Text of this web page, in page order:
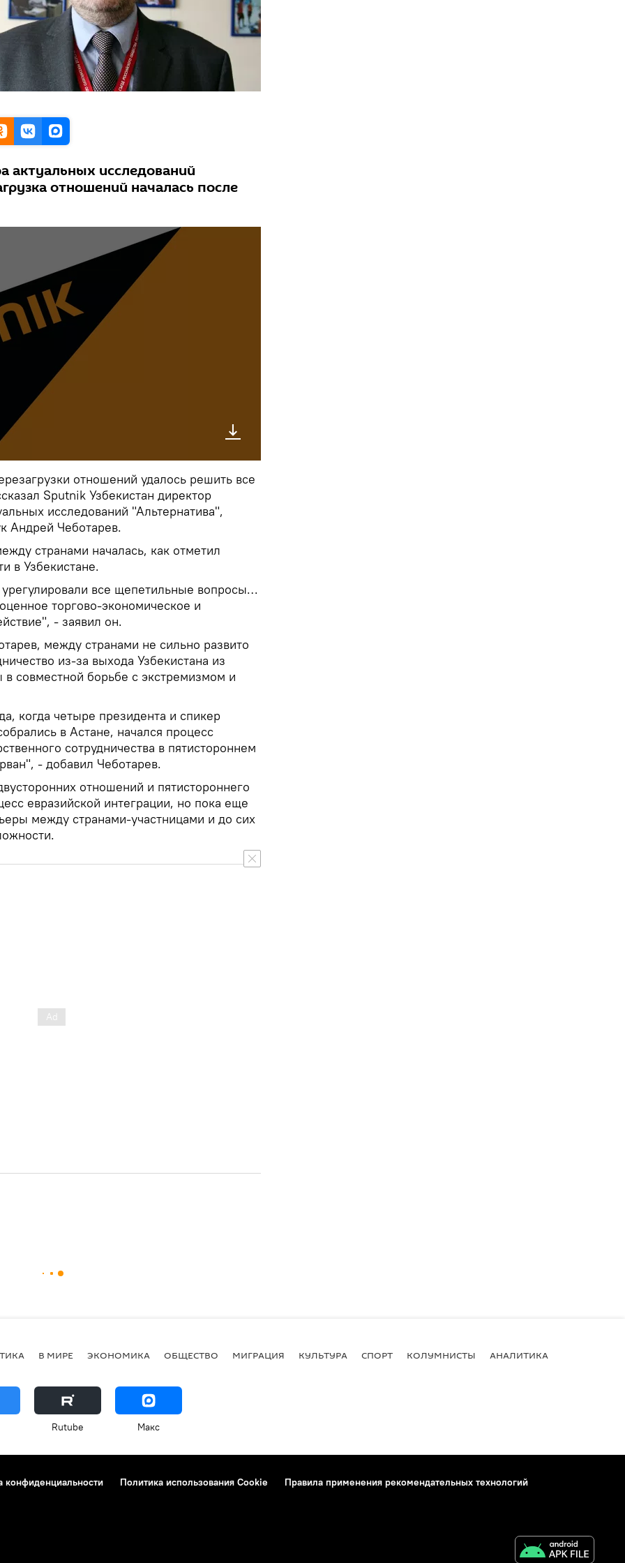
актуальных исследований
отношений началась после
отношений удалось решить все
Sputnik Узбекистан директор
исследований "Альтернатива",
Андрей Чеботарев.
странами началась, как отметил
в Узбекистане.
урегулировали все щепетильные вопросы…
торгово-экономическое и
- заявил он.
между странами не сильно развито
из-за выхода Узбекистана из
совместной борьбе с экстремизмом и
когда четыре президента и спикер
в Астане, начался процесс
сотрудничества в пятистороннем
- добавил Чеботарев.
отношений и пятистороннего
евразийской интеграции, но пока еще
между странами-участницами и до сих
В МИРЕ ЭКОНОМИКА ОБЩЕСТВО МИГРАЦИЯ КУЛЬТУРА СПОРТ КОЛУМНИСТЫ АНАЛИТИКА
Rutube Макс
конфиденциальности Политика использования Cookie
Правила применения рекомендательных технологий